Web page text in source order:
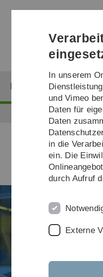
Forschung
In unserem
und Vimeo
Daten für
Daten
in die
ein. Die
durch Aufruf
Externe